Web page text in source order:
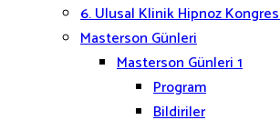
6. Ulusal Klinik Hipnoz
Masterson Günleri
Masterson Günleri 1
Program
Bildiriler